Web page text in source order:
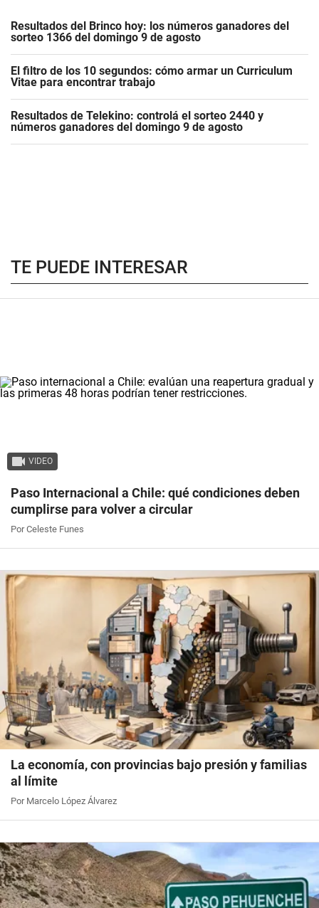
Resultados del Brinco hoy: los números ganadores del
sorteo 1366 del domingo 9 de agosto
El filtro de los 10 segundos: cómo armar un Curriculum
Vitae para encontrar trabajo
Resultados de Telekino: controlá el sorteo 2440 y
números ganadores del domingo 9 de agosto
TE PUEDE INTERESAR
VIDEO
Paso Internacional a Chile: qué condiciones deben
cumplirse para volver a circular
Por Celeste Funes
La economía, con provincias bajo presión y familias
al límite
Por Marcelo López Álvarez